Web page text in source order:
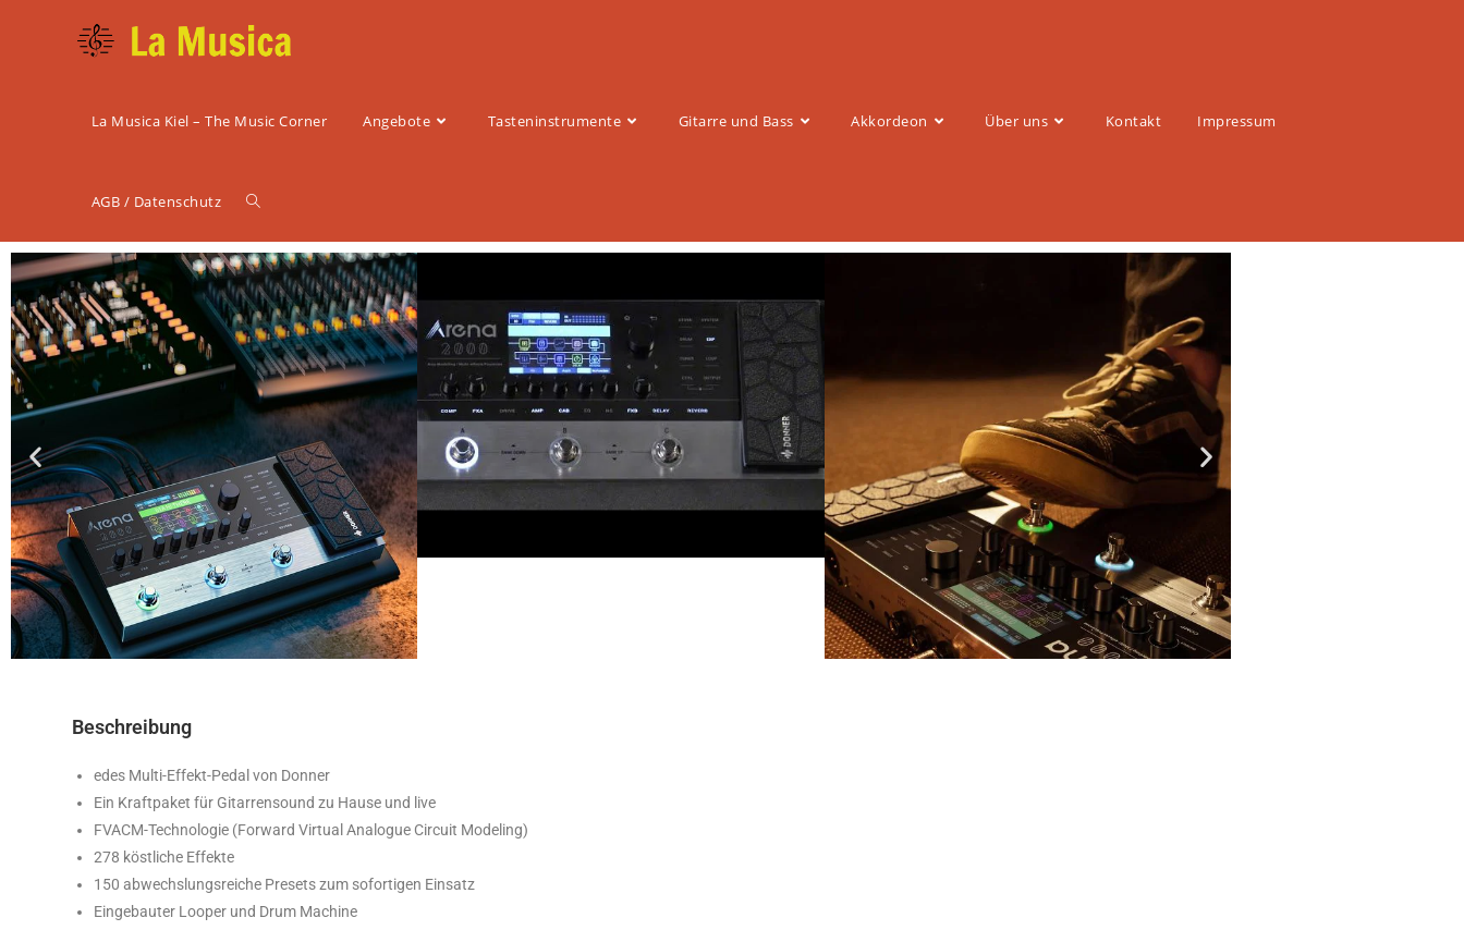
La Musica Kiel – The Music Corner Angebote Tasteninstrumente Gitarre und Bass Akkordeon Über uns Kontakt Impressum
AGB / Datenschutz
Beschreibung
edes Multi-Effekt-Pedal von Donner
Ein Kraftpaket für Gitarrensound zu Hause und live
FVACM-Technologie (Forward Virtual Analogue Circuit Modeling)
278 köstliche Effekte
150 abwechslungsreiche Presets zum sofortigen Einsatz
Eingebauter Looper und Drum Machine